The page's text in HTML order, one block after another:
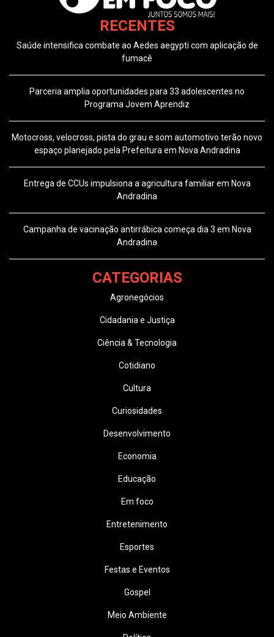
RECENTES
Saúde intensifica combate ao Aedes aegypti com aplicação de
fumacê
Parceria amplia oportunidades para 33 adolescentes no
Programa Jovem Aprendiz
Motocross, velocross, pista do grau e som automotivo terão novo
espaço planejado pela Prefeitura em Nova Andradina
Entrega de CCUs impulsiona a agricultura familiar em Nova
Andradina
Campanha de vacinação antirrábica começa dia 3 em Nova
Andradina
CATEGORIAS
Agronegócios
Cidadania e Justiça
Ciência & Tecnologia
Cotidiano
Cultura
Curiosidades
Desenvolvimento
Economia
Educação
Em foco
Entretenimento
Esportes
Festas e Eventos
Gospel
Meio Ambiente